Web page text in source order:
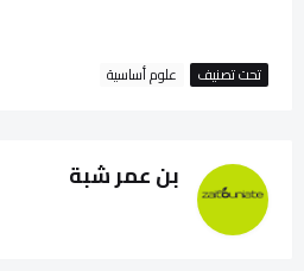
تحت تصنيف علوم أساسية
بن عمر شبة